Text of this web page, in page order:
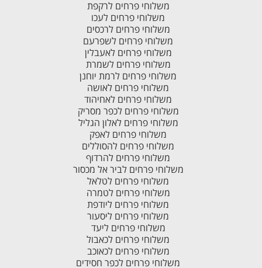
משלוחי פרחים לרקפת
משלוחי פרחים לעכו
משלוחי פרחים לרכסים
משלוחי פרחים לשפרעם
משלוחי פרחים לאעבלין
משלוחי פרחים לשמרת
משלוחי פרחים לרמת יוחנן
משלוחי פרחים לאושה
משלוחי פרחים לאחיהוד
משלוחי פרחים לכפר מסריק
משלוחי פרחים לאלון הגליל
משלוחי פרחים לאפק
משלוחי פרחים להסוללים
משלוחי פרחים להרדוף
משלוחי פרחים לביר אל מכסור
משלוחי פרחים לטלאל
משלוחי פרחים לטמרה
משלוחי פרחים ליודפת
משלוחי פרחים ליסעור
משלוחי פרחים ליעד
משלוחי פרחים לכאבול
משלוחי פרחים לכאוכב
משלוחי פרחים לכפר חסידים